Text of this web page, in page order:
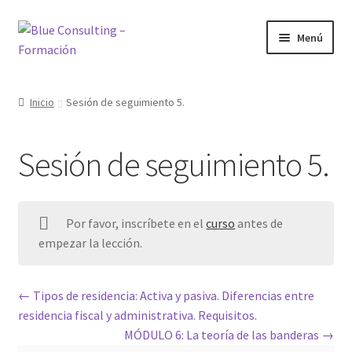
Ir
a
Ir
al
Menú
Blog
Inicio
Mi cuenta
Inicio Sesión de seguimiento 5.
Sesión de seguimiento 5.
Por favor, inscríbete en elcurso antes de
empezar la lección.
Tipos de residencia: Activa y pasiva. Diferencias entre
residencia fiscal y administrativa. Requisitos.
MÓDULO 6: La teoría de las banderas